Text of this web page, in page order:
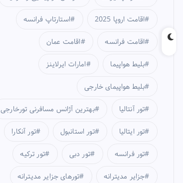
استارتاپ فرانسه اقامت اروپا 2025
اقامت عمان اقامت فرانسه
امارات ایرلاینز بلیط هواپیما
بلیط هواپیمای خارجی
بهترین آژانس مسافرنی تورخارجی تور آنتالیا
تور آنکارا تور استانبول تور ایتالیا
تور ترکیه تور دبی تور فرانسه
تورهای جزایر مدیترانه جزایر مدیترانه